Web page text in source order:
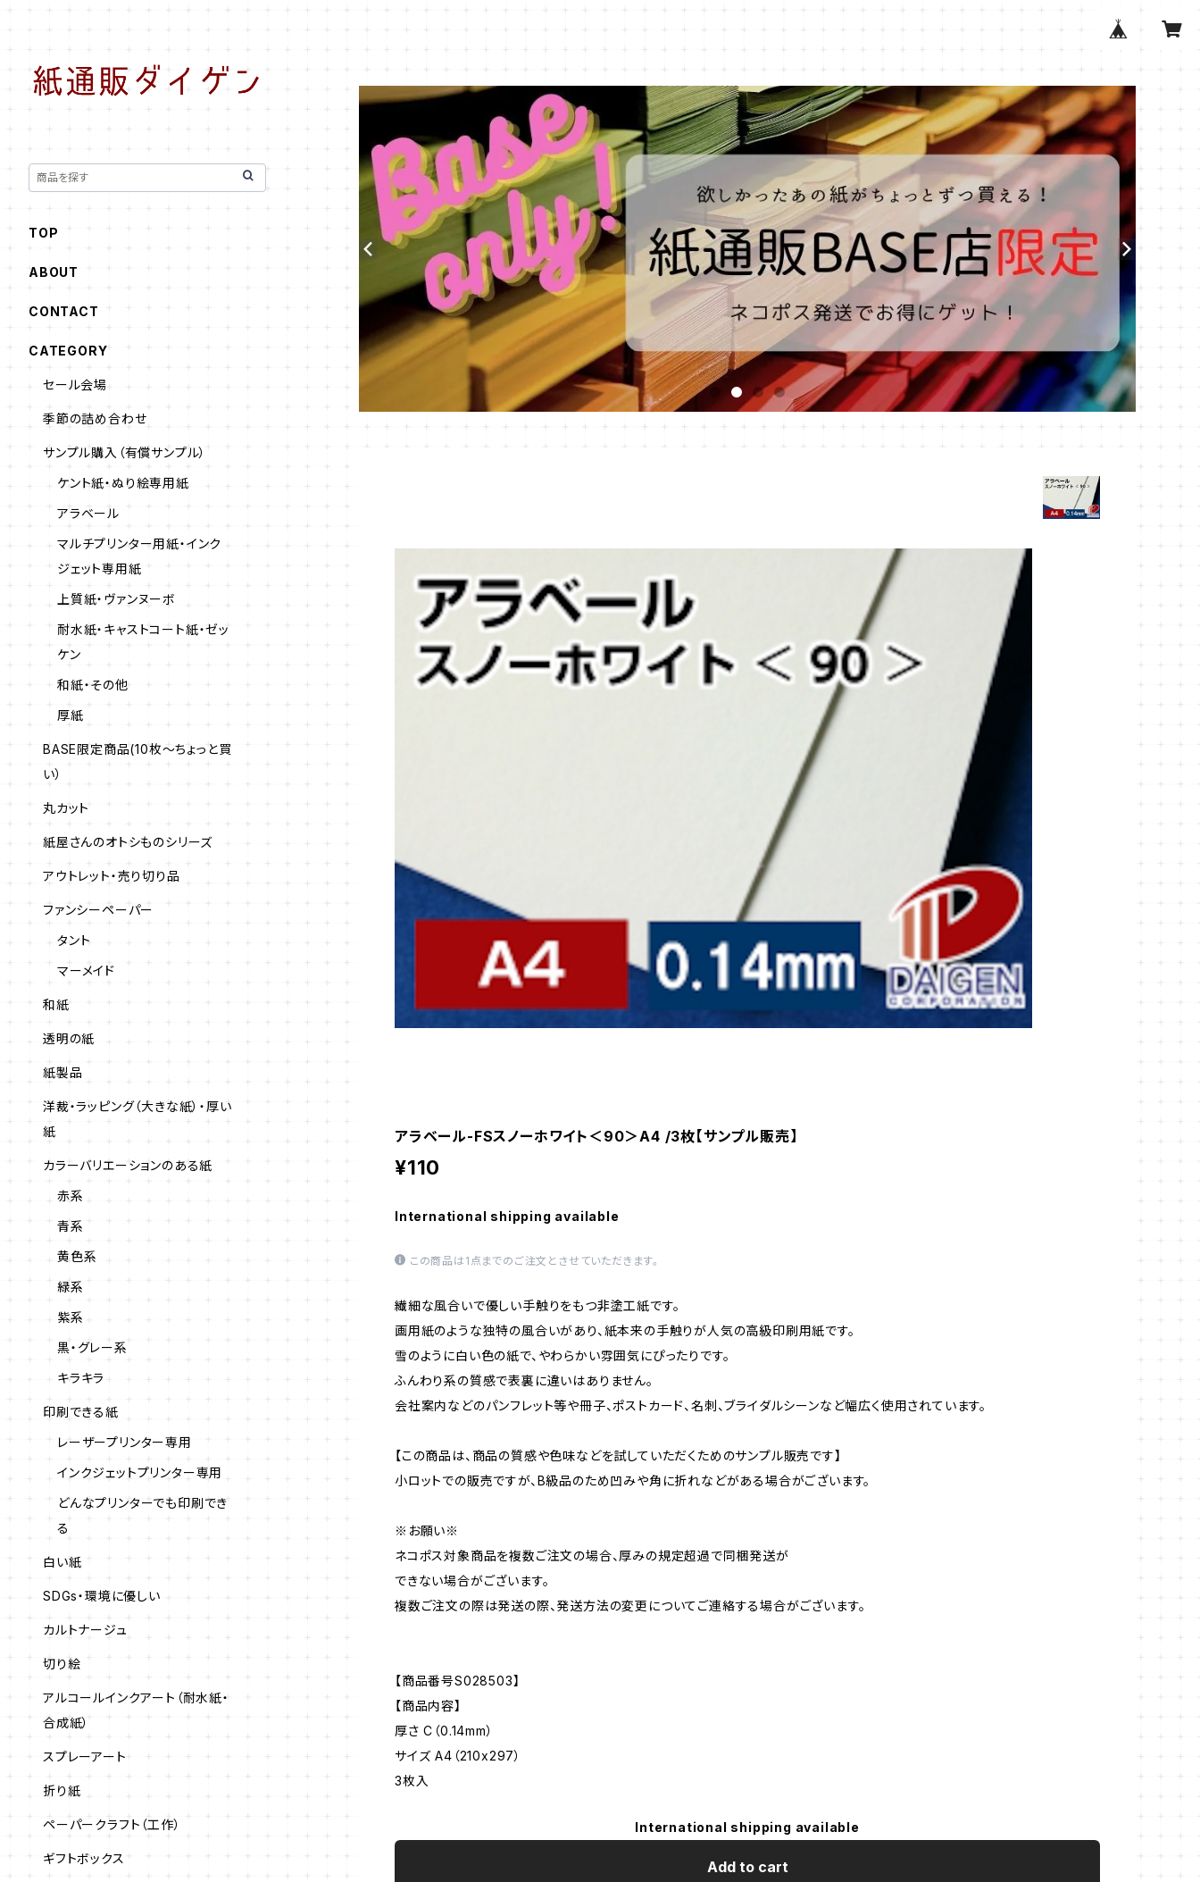
アラベール-FSスノーホワイト＜90＞A4 /3枚【サンプル販売】
¥110
International shipping available
この商品は1点までのご注文とさせていただきます。
繊細な風合いで優しい手触りをもつ非塗工紙です。
画用紙のような独特の風合いがあり、紙本来の手触りが人気の高級印刷用紙です。
雪のように白い色の紙で、やわらかい雰囲気にぴったりです。
ふんわり系の質感で表裏に違いはありません。
会社案内などのパンフレット等や冊子、ポストカード、名刺、ブライダルシーンなど幅広く使用されています。
【この商品は、商品の質感や色味などを試していただくためのサンプル販売です】
小ロットでの販売ですが、B級品のため凹みや角に折れなどがある場合がございます。
※お願い※
ネコポス対象商品を複数ご注文の場合、厚みの規定超過で同梱発送が
できない場合がございます。
複数ご注文の際は発送の際、発送方法の変更についてご連絡する場合がございます。
【商品番号S028503】
【商品内容】
厚さ C（0.14mm）
サイズ A4（210x297）
3枚入
International shipping available
Add to cart
TOP
ABOUT
CONTACT
CATEGORY
セール会場
季節の詰め合わせ
サンプル購入（有償サンプル）
ケント紙・ぬり絵専用紙
アラベール
マルチプリンター用紙・インク
ジェット専用紙
上質紙・ヴァンヌーボ
耐水紙・キャストコート紙・ゼッ
ケン
和紙・その他
厚紙
BASE限定商品(10枚～ちょっと買
い）
丸カット
紙屋さんのオトシものシリーズ
アウトレット・売り切り品
ファンシーペーパー
タント
マーメイド
和紙
透明の紙
紙製品
洋裁・ラッピング（大きな紙）・厚い
紙
カラーバリエーションのある紙
赤系
青系
黄色系
緑系
紫系
黒・グレー系
キラキラ
印刷できる紙
レーザープリンター専用
インクジェットプリンター専用
どんなプリンターでも印刷でき
る
白い紙
SDGs・環境に優しい
カルトナージュ
切り絵
アルコールインクアート（耐水紙・
合成紙）
スプレーアート
折り紙
ペーパークラフト（工作）
ギフトボックス